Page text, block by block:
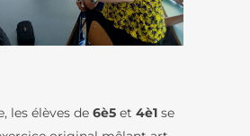
les élèves de 6è5 et 4è1 se